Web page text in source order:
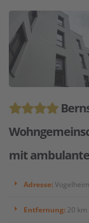
mit
Adresse:
Entfernung: 20 km